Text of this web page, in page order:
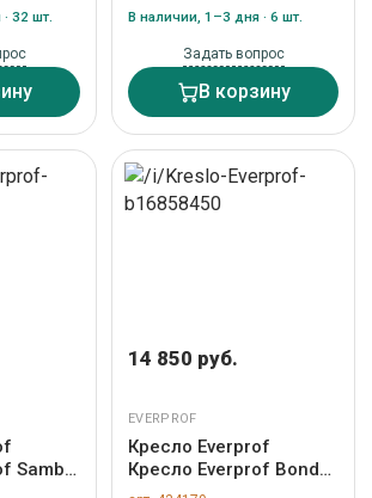
32 шт. В наличии, 1–3 дня · 6 шт.
Задать вопрос
В корзину
Samba
14 850 руб.
EVERPROF
Кресло Everprof
Кресло Everprof Bond
(Бонд) CF Ткань Серый